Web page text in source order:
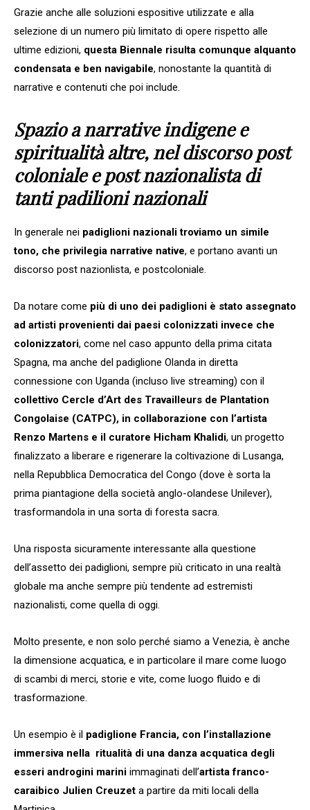
Grazie anche alle soluzioni espositive utilizzate e alla
selezione di un numero più limitato di opere rispetto alle
ultime edizioni, questa Biennale risulta comunque alquanto
condensata e ben navigabile, nonostante la quantità di
narrative e contenuti che poi include.
Spazio a narrative indigene e
spiritualità altre, nel discorso post
coloniale e post nazionalista di
tanti padilioni nazionali
In generale nei padiglioni nazionali troviamo un simile
tono, che privilegia narrative native, e portano avanti un
discorso post nazionlista, e postcoloniale.
Da notare come più di uno dei padiglioni è stato assegnato
ad artisti provenienti dai paesi colonizzati invece che
colonizzatori, come nel caso appunto della prima citata
Spagna, ma anche del padiglione Olanda in diretta
connessione con Uganda (incluso live streaming) con il
collettivo Cercle d’Art des Travailleurs de Plantation
Congolaise (CATPC), in collaborazione con l’artista
Renzo Martens e il curatore Hicham Khalidi, un progetto
finalizzato a liberare e rigenerare la coltivazione di Lusanga,
nella Repubblica Democratica del Congo (dove è sorta la
prima piantagione della società anglo-olandese Unilever),
trasformandola in una sorta di foresta sacra.
Una risposta sicuramente interessante alla questione
dell’assetto dei padiglioni, sempre più criticato in una realtà
globale ma anche sempre più tendente ad estremisti
nazionalisti, come quella di oggi.
Molto presente, e non solo perché siamo a Venezia, è anche
la dimensione acquatica, e in particolare il mare come luogo
di scambi di merci, storie e vite, come luogo fluido e di
trasformazione.
Un esempio è il padiglione Francia, con l’installazione
immersiva nella ritualità di una danza acquatica degli
esseri androgini marini immaginati dell’artista franco-
caraibico Julien Creuzet a partire da miti locali della